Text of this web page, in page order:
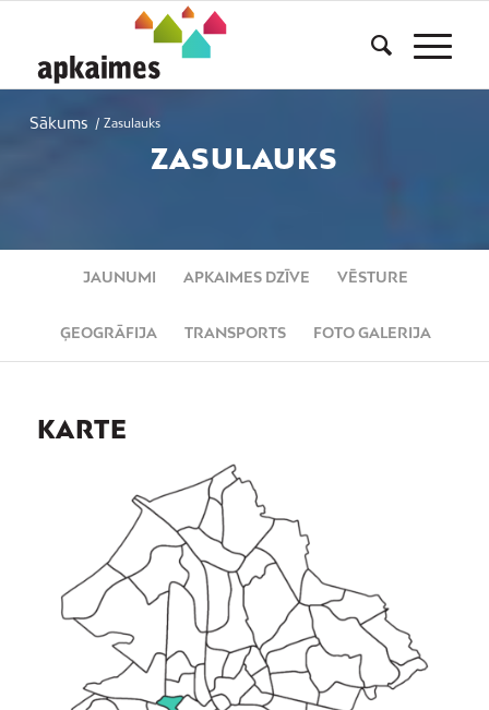
Sākums / Zasulauks
ZASULAUKS
JAUNUMI APKAIMES DZĪVE VĒSTURE
ĢEOGRĀFIJA TRANSPORTS FOTO GALERIJA
KARTE